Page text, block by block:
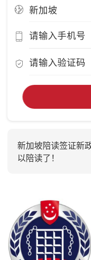
新加坡陪读签证新
以陪读了！